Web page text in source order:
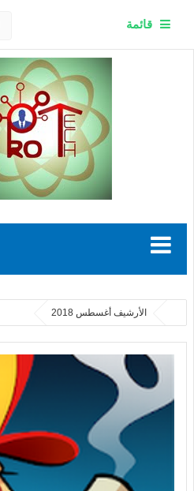
قائمة
الأرشيف أغسطس 2018